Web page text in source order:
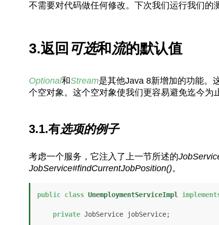
不需要对代码做任何修改。下次我们运行我们的
3.返回 可选和流的默认值
Optional和Stream是其他Java 8新增加的功能。
个空对象。这个空对象使我们更容易避免迄今为
3.1.有选项的例子
考虑一个服务，它注入了上一节所述的
JobService#findCurrentJobPosition()。
public class UnemploymentServiceImpl
private JobService jobService;